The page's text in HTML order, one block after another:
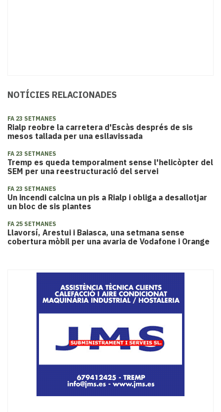
NOTÍCIES RELACIONADES
FA 23 SETMANES
Rialp reobre la carretera d'Escàs després de sis
mesos tallada per una esllavissada
FA 23 SETMANES
Tremp es queda temporalment sense l'helicòpter del
SEM per una reestructuració del servei
FA 23 SETMANES
Un incendi calcina un pis a Rialp i obliga a desallotjar
un bloc de sis plantes
FA 25 SETMANES
Llavorsí, Arestui i Baiasca, una setmana sense
cobertura mòbil per una avaria de Vodafone i Orange